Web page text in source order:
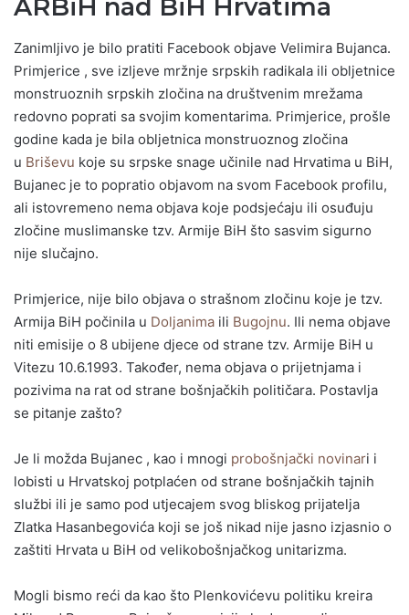
ARBiH nad BiH Hrvatima
Zanimljivo je bilo pratiti Facebook objave Velimira Bujanca.
Primjerice , sve izljeve mržnje srpskih radikala ili obljetnice
monstruoznih srpskih zločina na društvenim mrežama
redovno poprati sa svojim komentarima. Primjerice, prošle
godine kada je bila obljetnica monstruoznog zločina
u Briševu koje su srpske snage učinile nad Hrvatima u BiH,
Bujanec je to popratio objavom na svom Facebook profilu,
ali istovremeno nema objava koje podsjećaju ili osuđuju
zločine muslimanske tzv. Armije BiH što sasvim sigurno
nije slučajno.
Primjerice, nije bilo objava o strašnom zločinu koje je tzv.
Armija BiH počinila u Doljanima ili Bugojnu. Ili nema objave
niti emisije o 8 ubijene djece od strane tzv. Armije BiH u
Vitezu 10.6.1993. Također, nema objava o prijetnjama i
pozivima na rat od strane bošnjačkih političara. Postavlja
se pitanje zašto?
Je li možda Bujanec , kao i mnogi probošnjački novinari i
lobisti u Hrvatskoj potplaćen od strane bošnjačkih tajnih
službi ili je samo pod utjecajem svog bliskog prijatelja
Zlatka Hasanbegovića koji se još nikad nije jasno izjasnio o
zaštiti Hrvata u BiH od velikobošnjačkog unitarizma.
Mogli bismo reći da kao što Plenkovićevu politiku kreira